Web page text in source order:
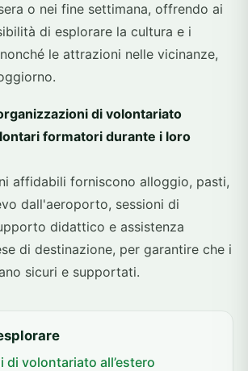
o nei fine settimana, offrendo ai
di esplorare la cultura e i
le attrazioni nelle vicinanze,
di volontariato
formatori durante i loro
affidabili forniscono alloggio, pasti,
dall'aeroporto, sessioni di
didattico e assistenza
di destinazione, per garantire che i
sicuri e supportati.
di volontariato all’estero